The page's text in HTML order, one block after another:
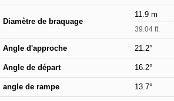
Diamètre de braquage
11.9 m
39.04 ft.
Angle d'approche 21.2°
Angle de départ 16.2°
angle de rampe 13.7°